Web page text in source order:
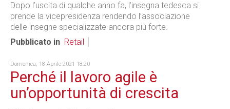
Dopo l’uscita di qualche anno fa, l’insegna tedesca si
prende la vicepresidenza rendendo l’associazione
delle insegne specializzate ancora più forte.
Pubblicato in Retail
Domenica, 18 Aprile 2021 18:20
Perché il lavoro agile è
un’opportunità di crescita